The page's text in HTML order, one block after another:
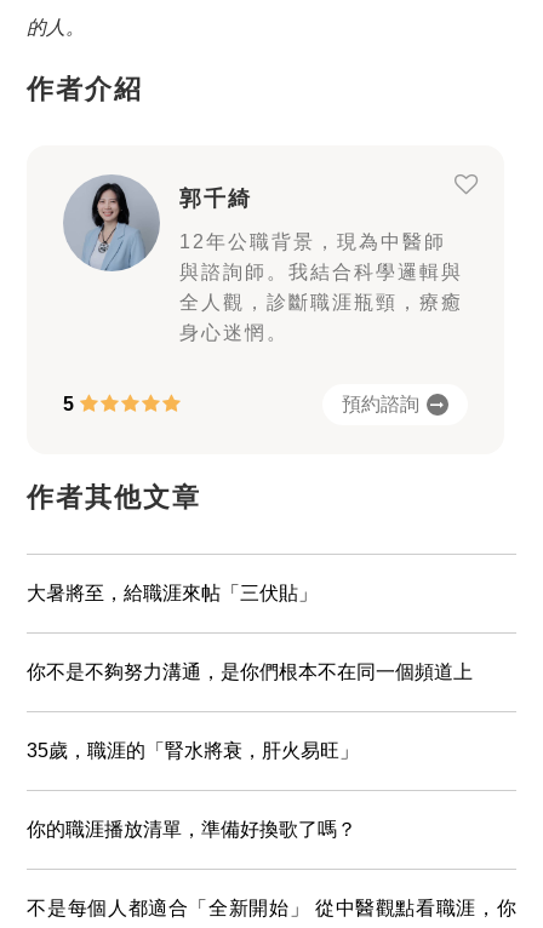
的人。
作者介紹
郭千綺
12年公職背景，現為中醫師
與諮詢師。我結合科學邏輯與
全人觀，診斷職涯瓶頸，療癒
身心迷惘。
5 預約諮詢
作者其他文章
大暑將至，給職涯來帖「三伏貼」
你不是不夠努力溝通，是你們根本不在同一個頻道上
35歲，職涯的「腎水將衰，肝火易旺」
你的職涯播放清單，準備好換歌了嗎？
不是每個人都適合「全新開始」 從中醫觀點看職涯，你